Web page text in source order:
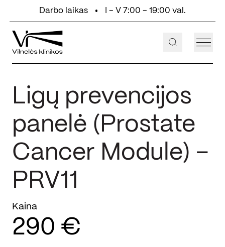
Eiti prie turinioDarbo laikas I - V 7:00 - 19:00 val.
+370 647 55 000
Ligų prevencijos
panelė (Prostate
Cancer Module) –
PRV11
Kaina
290 €